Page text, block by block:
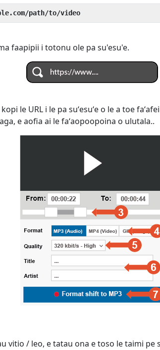
path/to/video
faapipii i totonu ole pa su'esu'e.
le URL i le pa suʻesuʻe o le a toe
e aofia ai le faʻaopoopoina o ulutala..
vitio / leo, e tatau ona e toso le taimi pe